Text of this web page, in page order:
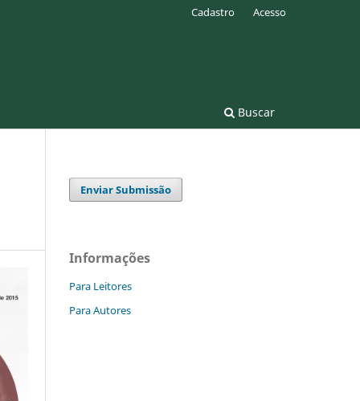
Buscar
Cadastro Acesso
Enviar Submissão
Informações
Para Leitores
Para Autores